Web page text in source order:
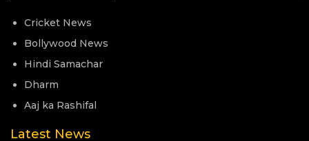
Cricket News
Bollywood News
Hindi Samachar
Dharm
Aaj ka Rashifal
Latest News